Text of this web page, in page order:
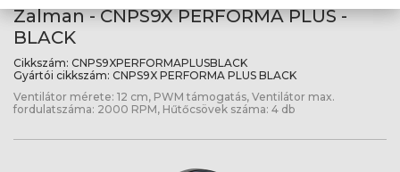
Zalman - CNPS9X PERFORMA PLUS -
BLACK
Cikkszám: CNPS9XPERFORMAPLUSBLACK
Gyártói cikkszám: CNPS9X PERFORMA PLUS BLACK
Ventilátor mérete: 12 cm, PWM támogatás, Ventilátor max.
fordulatszáma: 2000 RPM, Hűtőcsövek száma: 4 db